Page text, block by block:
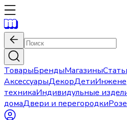
ТоварыБрендыМагазины
АксессуарыДекорДети
техникаИндивидульные
домаДвери и перегородки